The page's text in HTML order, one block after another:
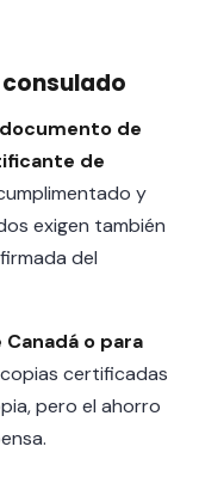
de
de
y
exigen también
del
o para
certificadas
pero el ahorro